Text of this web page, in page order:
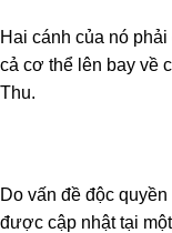
Hai cánh của nó
cả cơ thể lên bay về
Thu.
Do vấn đề độc
được cập nhật tại